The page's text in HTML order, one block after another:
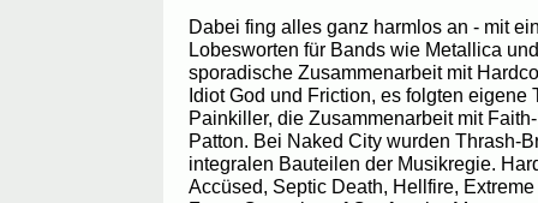
Dabei fing alles ganz harmlos an - mit
Lobesworten für Bands wie Metallica
sporadische Zusammenarbeit mit
Idiot God und Friction, es folgten eigene
Painkiller, die Zusammenarbeit mit
Patton. Bei Naked City wurden Thrash-
integralen Bauteilen der Musikregie.
Accüsed, Septic Death, Hellfire,